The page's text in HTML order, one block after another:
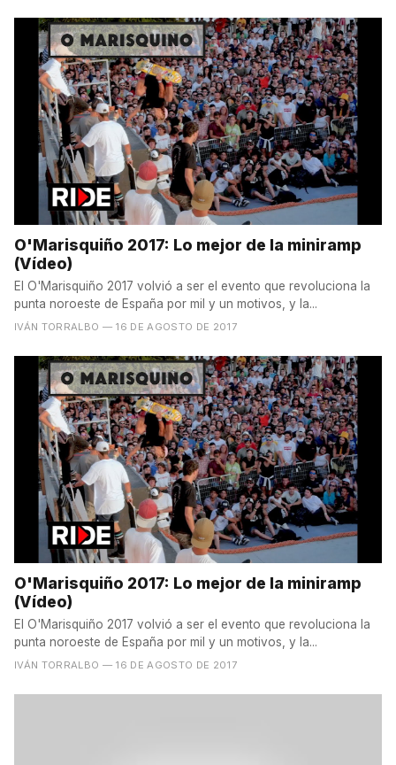
O'Marisquiño 2017: Lo mejor de la miniramp
(Vídeo)
El O'Marisquiño 2017 volvió a ser el evento que revoluciona la
punta noroeste de España por mil y un motivos, y la...
IVÁN TORRALBO — 16 DE AGOSTO DE 2017
O'Marisquiño 2017: Lo mejor de la miniramp
(Vídeo)
El O'Marisquiño 2017 volvió a ser el evento que revoluciona la
punta noroeste de España por mil y un motivos, y la...
IVÁN TORRALBO — 16 DE AGOSTO DE 2017